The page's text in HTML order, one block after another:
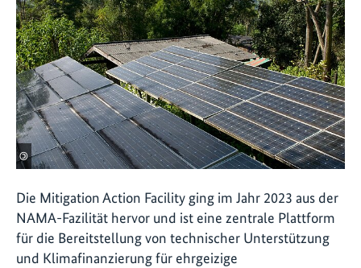
©
Die Mitigation Action Facility ging im Jahr 2023 aus der
NAMA-Fazilität hervor und ist eine zentrale Plattform
für die Bereitstellung von technischer Unterstützung
und Klimafinanzierung für ehrgeizige